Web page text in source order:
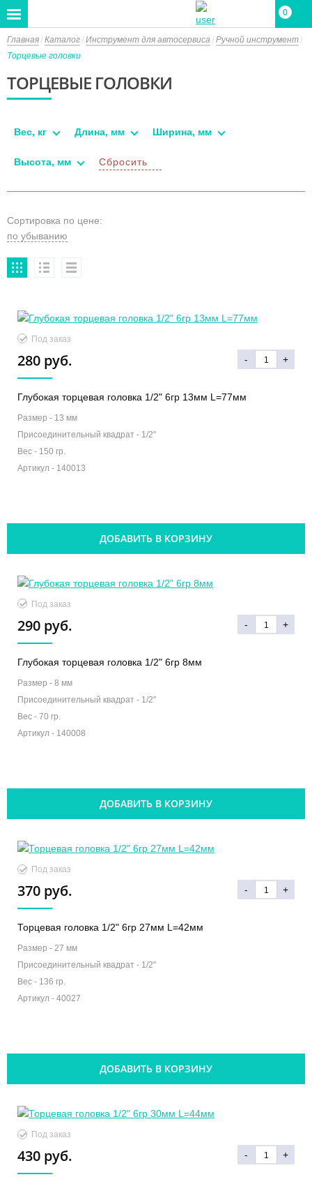
0
Главная Каталог Инструмент для автосервиса
Ручной инструмент
Торцевые головки
ТОРЦЕВЫЕ ГОЛОВКИ
Вес, кг Длина, мм Ширина, мм
Высота, мм Сбросить
Сортировка по цене:
Под заказ
280 руб. - +
Глубокая торцевая головка 1/2" 6гр 13мм L=77мм
Размер - 13 мм
Присоединительный квадрат - 1/2"
Вес - 150 гр.
Артикул - 140013
ДОБАВИТЬ В КОРЗИНУ
Под заказ
290 руб. - +
Глубокая торцевая головка 1/2" 6гр 8мм
Размер - 8 мм
Присоединительный квадрат - 1/2"
Вес - 70 гр.
Артикул - 140008
ДОБАВИТЬ В КОРЗИНУ
Под заказ
370 руб. - +
Торцевая головка 1/2" 6гр 27мм L=42мм
Размер - 27 мм
Присоединительный квадрат - 1/2"
Вес - 136 гр.
Артикул - 40027
ДОБАВИТЬ В КОРЗИНУ
Под заказ
430 руб. - +